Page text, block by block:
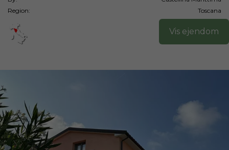
Region:
Toscana
Vis ejendom